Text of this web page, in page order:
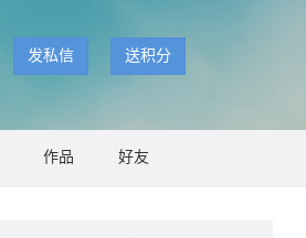
发私信 送积分
作品 好友